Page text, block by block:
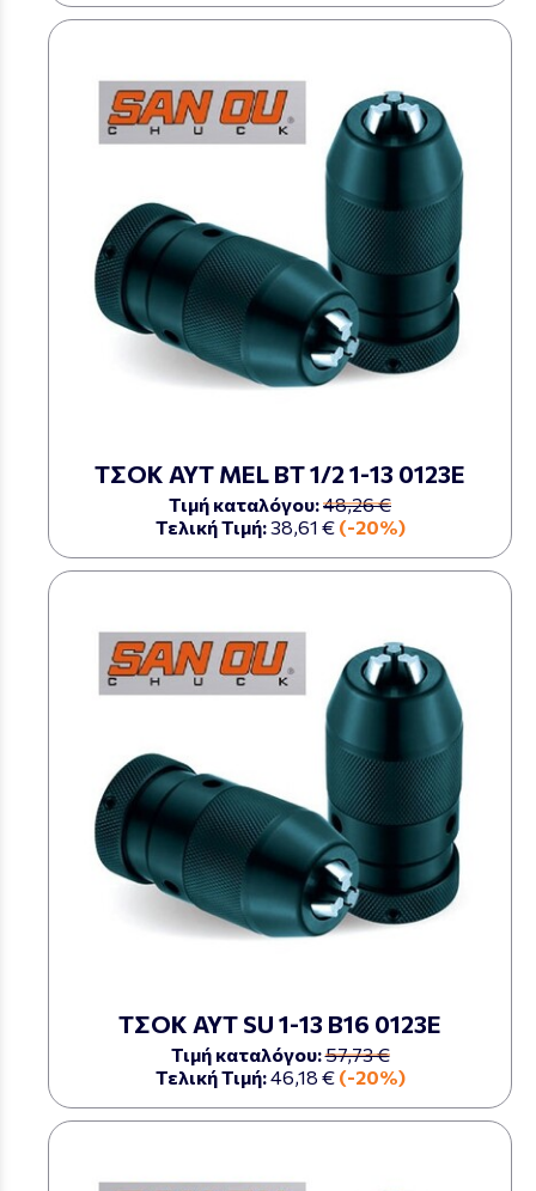
ΤΣΟΚ ΑΥΤ MEL ΒΤ 1/2 1-13 0123Ε
Τιμή καταλόγου:48,26 €
Τελική Τιμή: 38,61 € (-20%)
ΤΣΟΚ ΑΥΤ SU 1-13 Β16 0123Ε
Τιμή καταλόγου:57,73 €
Τελική Τιμή:46,18 € (-20%)